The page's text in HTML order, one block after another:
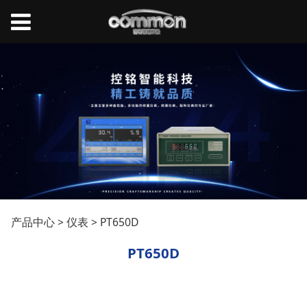
PT650D
产品中心>仪表 > PT650D
PT650D